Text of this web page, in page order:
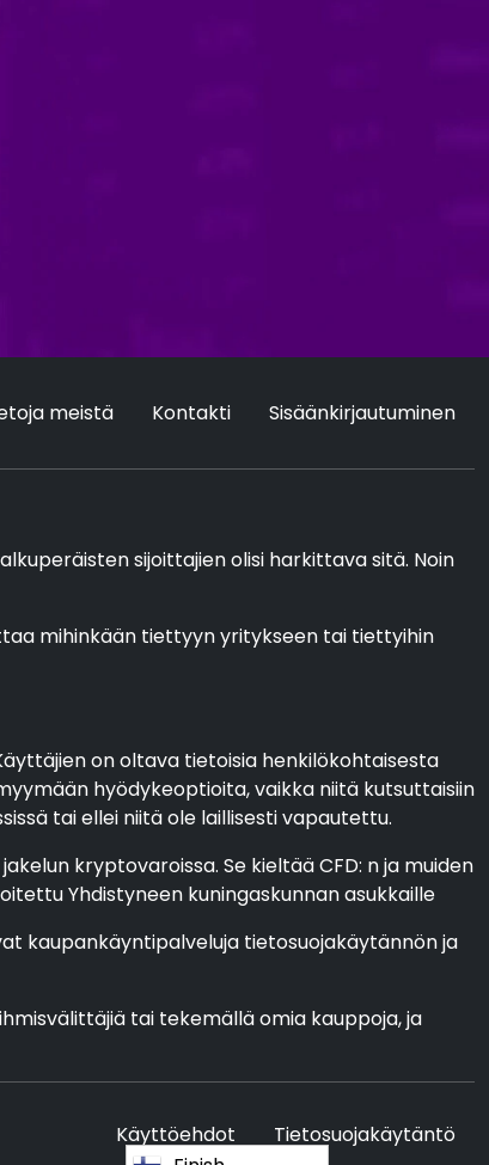
meistä Kontakti Sisäänkirjautuminen
sijoittajien olisi harkittava sitä. Noin
mihinkään tiettyyn yritykseen tai tiettyihin
on oltava tietoisia henkilökohtaisesta
hyödykeoptioita, vaikka niitä kutsuttaisiin
tai ellei niitä ole laillisesti vapautettu.
kryptovaroissa. Se kieltää CFD: n ja muiden
Yhdistyneen kuningaskunnan asukkaille
kaupankäyntipalveluja tietosuojakäytännön ja
tai tekemällä omia kauppoja, ja
Käyttöehdot
Tietosuojakäytäntö